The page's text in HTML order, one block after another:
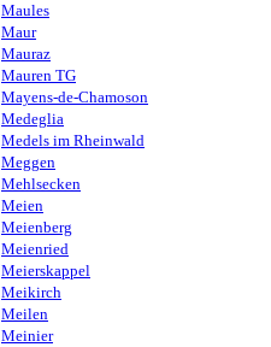
Maules
Maur
Mauraz
Mauren TG
Mayens-de-Chamoson
Medeglia
Medels im Rheinwald
Meggen
Mehlsecken
Meien
Meienberg
Meienried
Meierskappel
Meikirch
Meilen
Meinier